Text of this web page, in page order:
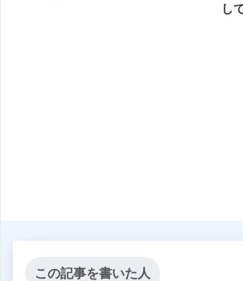
し
この記事を書いた人